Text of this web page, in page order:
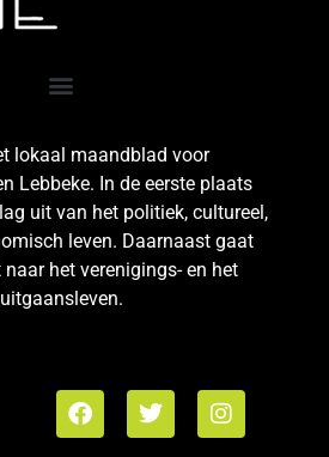
lokaal maandblad voor
Lebbeke. In de eerste plaats
uit van het politiek, cultureel,
leven. Daarnaast gaat
het verenigings- en het
uitgaansleven.